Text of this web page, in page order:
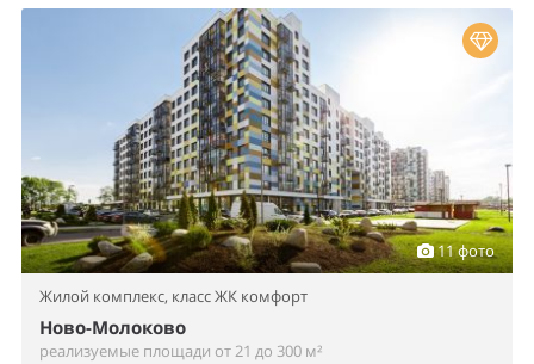
11 фото
Жилой комплекс, класс ЖК комфорт
Ново-Молоково
реализуемые площади от 21 до 300 м²